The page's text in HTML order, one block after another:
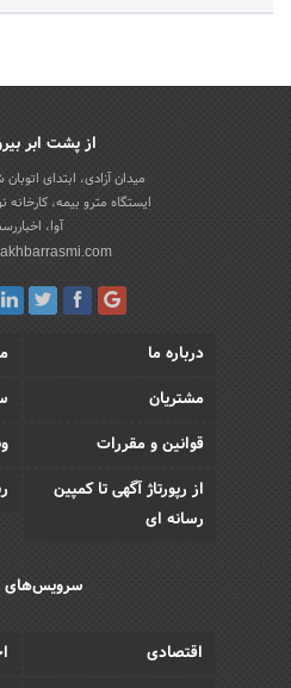
از پشت ابر
میدان آزادی، ابتدای
ایستگاه مترو بیمه،
آوا،
درباره ما
مشتریان
قوانین و مقررات
از رپورتاژ آگهی تا کمپین
رسانه ای
سرویس‌های
اقتصادی